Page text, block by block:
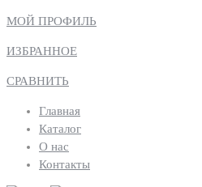
МОЙ ПРОФИЛЬ
ИЗБРАННОЕ
СРАВНИТЬ
Главная
Каталог
О нас
Контакты